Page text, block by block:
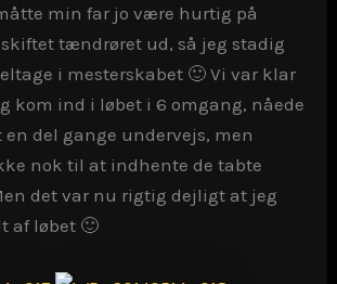
min far jo være hurtig på
tændrøret ud, så jeg stadig
i mesterskabet 🙂 Vi var klar
kom ind i løbet i 6 omgang, nåede
del gange undervejs, men
nok til at indhente de tabte
det var nu rigtig dejligt at jeg
af løbet 🙂